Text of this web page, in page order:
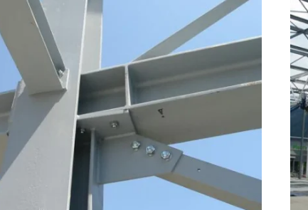
zoom +